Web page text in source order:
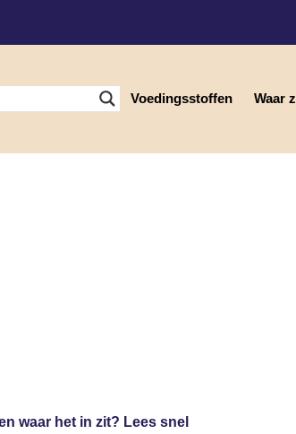
Voedingsstoffen Waar
waar het in zit? Lees snel